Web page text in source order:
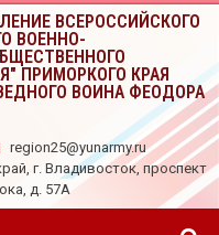
ВСЕРОССИЙСКОГО
ВОЕННО-
ПРИМОРКОГО КРАЯ
ВОИНА ФЕОДОРА
region25@yunarmy.ru
г. Владивосток, проспект
д. 57А